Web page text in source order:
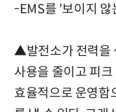
-EMS를 '보이지 않
▲발전소가 전력을
사용을 줄이고 피
효율적으로 운영함